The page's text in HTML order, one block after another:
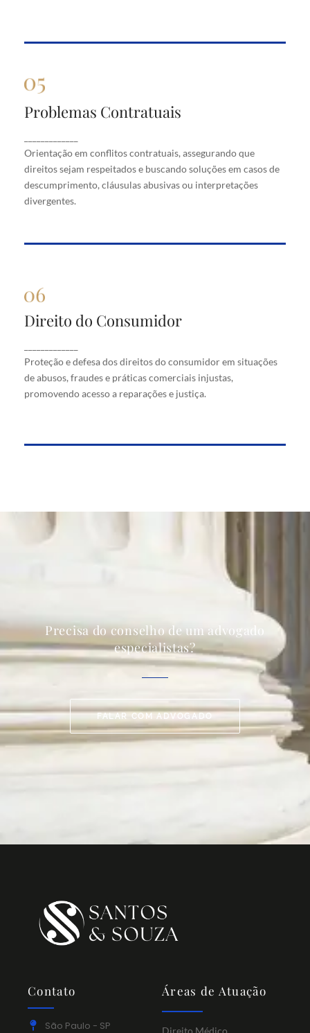
Problemas Contratuais
Orientação em conflitos contratuais, assegurando que
direitos sejam respeitados e buscando soluções em casos de
descumprimento, cláusulas abusivas ou interpretações
divergentes.
Problemas Contratuais
que direitos sejam respeitados e buscando soluções
em casos de descumprimento, cláusulas abusivas
ou interpretações divergentes.
Direito do Consumidor
Proteção e defesa dos direitos do consumidor em situações
de abusos, fraudes e práticas comerciais injustas,
promovendo acesso a reparações e justiça.
Direito do Consumidor
situações de abusos, fraudes e práticas comerciais
injustas, promovendo acesso a reparações e justiça.
Precisa do conselho de um advogado
especialistas?
FALAR COM ADVOGADO
Contato
São Paulo - SP
Áreas de Atuação
Direito Médico